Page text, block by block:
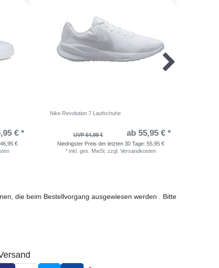
€ *
46,95 €
Nike Revolution 7 Laufschuhe
UVP 64,99 € ab 55,95 € *
Niedrigster Preis der letzten 30 Tage: 55,95 €
* inkl. ges. MwSt. zzgl. Versandkosten
die beim Bestellvorgang ausgewiesen werden . Bitte